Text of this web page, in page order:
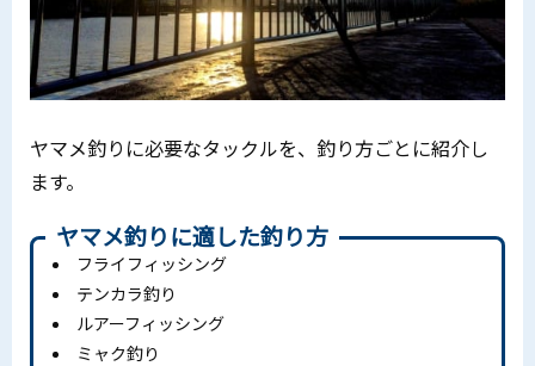
ヤマメ釣りに必要なタックルを、釣り方ごとに紹介し
ます。
ヤマメ釣りに適した釣り方
フライフィッシング
テンカラ釣り
ルアーフィッシング
ミャク釣り